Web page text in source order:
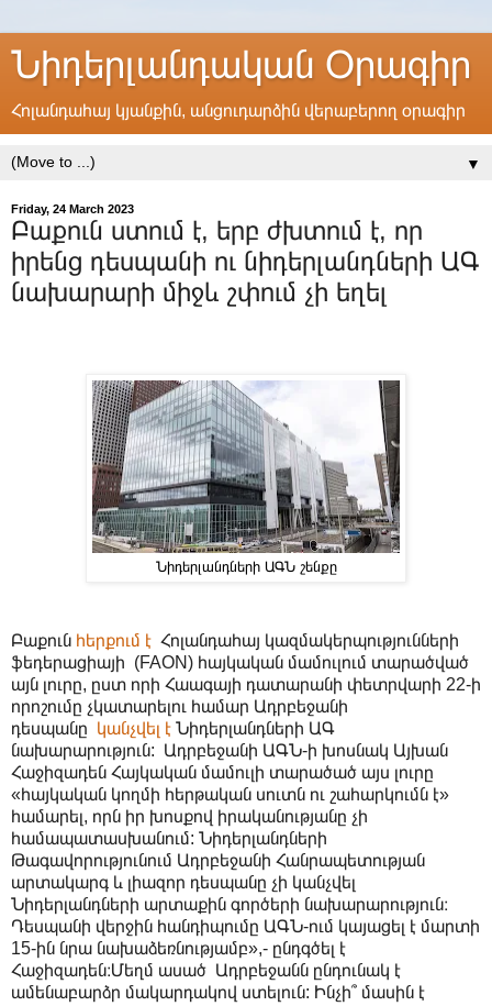
Նիդերլանդական Օրագիր
Հոլանդահայ կյանքին, անցուդարձին վերաբերող օրագիր
▼
Friday, 24 March 2023
Բաքուն ստում է, երբ ժխտում է, որ
իրենց դեսպանի ու նիդերլանդների ԱԳ
նախարարի միջև շփում չի եղել
Նիդերլանդների ԱԳՆ շենքը
Բաքուն հերքում է Հոլանդահայ կազմակերպությունների
ֆեդերացիայի (FAON) հայկական մամուլում տարածված
այն լուրը, ըստ որի Հաագայի դատարանի փետրվարի 22-ի
որոշումը չկատարելու համար Ադրբեջանի
դեսպանը կանչվել է Նիդերլանդների ԱԳ
նախարարություն: Ադրբեջանի ԱԳՆ-ի խոսնակ Այխան
Հաջիզադեն Հայկական մամուլի տարածած այս լուրը
«հայկական կողմի հերթական սուտն ու շահարկումն է»
համարել, որն իր խոսքով իրականությանը չի
համապատասխանում: Նիդերլանդների
Թագավորությունում Ադրբեջանի Հանրապետության
արտակարգ և լիազոր դեսպանը չի կանչվել
Նիդերլանդների արտաքին գործերի նախարարություն։
Դեսպանի վերջին հանդիպումը ԱԳՆ-ում կայացել է մարտի
15-ին նրա նախաձեռնությամբ»,- ընդգծել է
Հաջիզադեն։Մեղմ ասած Ադրբեջանն ընդունակ է
ամենաբարձր մակարդակով ստելուն: Ինչի՞ մասին է